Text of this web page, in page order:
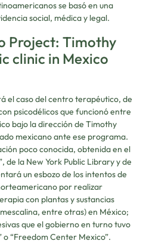
se basó en una
social, médica y legal.
Project: Timothy
clinic in Mexico
el caso del centro terapéutico, de
psicodélicos que funcionó entre
bajo la dirección de Timothy
mexicano ante ese programa.
poco conocida, obtenida en el
de la New York Public Library y de
un esbozo de los intentos de
por realizar
con plantas y sustancias
entre otras) en México;
que el gobierno en turno tuvo
“Freedom Center Mexico”.